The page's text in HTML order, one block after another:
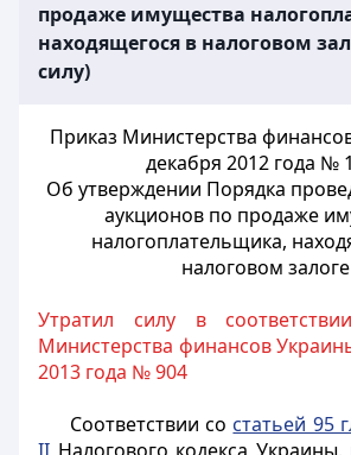
продаже имущества
находящегося в налоговом
силу)
Приказ Министерства
декабря 2012 года №
Об утверждении Порядка
аукционов по продаже
налогоплательщика,
налоговом залоге
Утратил силу в
Министерства финансов
2013 года № 904
Соответствии со статьей 95